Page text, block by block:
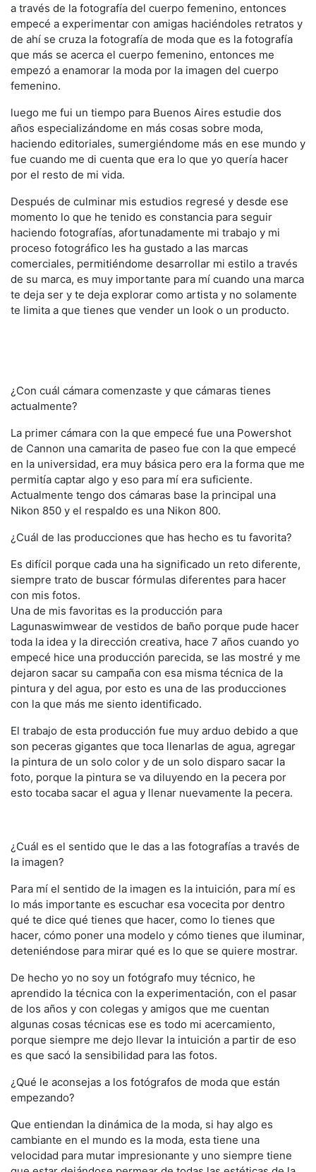
a través de la fotografía del cuerpo femenino, entonces
empecé a experimentar con amigas haciéndoles retratos y
de ahí se cruza la fotografía de moda que es la fotografía
que más se acerca el cuerpo femenino, entonces me
empezó a enamorar la moda por la imagen del cuerpo
femenino.
luego me fui un tiempo para Buenos Aires estudie dos
años especializándome en más cosas sobre moda,
haciendo editoriales, sumergiéndome más en ese mundo y
fue cuando me di cuenta que era lo que yo quería hacer
por el resto de mi vida.
Después de culminar mis estudios regresé y desde ese
momento lo que he tenido es constancia para seguir
haciendo fotografías, afortunadamente mi trabajo y mi
proceso fotográfico les ha gustado a las marcas
comerciales, permitiéndome desarrollar mi estilo a través
de su marca, es muy importante para mí cuando una marca
te deja ser y te deja explorar como artista y no solamente
te limita a que tienes que vender un look o un producto.
¿Con cuál cámara comenzaste y que cámaras tienes
actualmente?
La primer cámara con la que empecé fue una Powershot
de Cannon una camarita de paseo fue con la que empecé
en la universidad, era muy básica pero era la forma que me
permitía captar algo y eso para mí era suficiente.
Actualmente tengo dos cámaras base la principal una
Nikon 850 y el respaldo es una Nikon 800.
¿Cuál de las producciones que has hecho es tu favorita?
Es difícil porque cada una ha significado un reto diferente,
siempre trato de buscar fórmulas diferentes para hacer
con mis fotos.
Una de mis favoritas es la producción para
Lagunaswimwear de vestidos de baño porque pude hacer
toda la idea y la dirección creativa, hace 7 años cuando yo
empecé hice una producción parecida, se las mostré y me
dejaron sacar su campaña con esa misma técnica de la
pintura y del agua, por esto es una de las producciones
con la que más me siento identificado.
El trabajo de esta producción fue muy arduo debido a que
son peceras gigantes que toca llenarlas de agua, agregar
la pintura de un solo color y de un solo disparo sacar la
foto, porque la pintura se va diluyendo en la pecera por
esto tocaba sacar el agua y llenar nuevamente la pecera.
¿Cuál es el sentido que le das a las fotografías a través de
la imagen?
Para mí el sentido de la imagen es la intuición, para mí es
lo más importante es escuchar esa vocecita por dentro
qué te dice qué tienes que hacer, como lo tienes que
hacer, cómo poner una modelo y cómo tienes que iluminar,
deteniéndose para mirar qué es lo que se quiere mostrar.
De hecho yo no soy un fotógrafo muy técnico, he
aprendido la técnica con la experimentación, con el pasar
de los años y con colegas y amigos que me cuentan
algunas cosas técnicas ese es todo mi acercamiento,
porque siempre me dejo llevar la intuición a partir de eso
es que sacó la sensibilidad para las fotos.
¿Qué le aconsejas a los fotógrafos de moda que están
empezando?
Que entiendan la dinámica de la moda, si hay algo es
cambiante en el mundo es la moda, esta tiene una
velocidad para mutar impresionante y uno siempre tiene